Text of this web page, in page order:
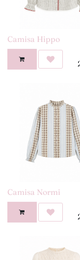
Camisa Hippo
Camisa Normi